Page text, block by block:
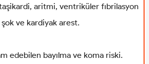
taşikardi, aritmi, ventriküler fıbrilasyon
ve kardiyak arest.
edebilen bayılma ve koma riski.